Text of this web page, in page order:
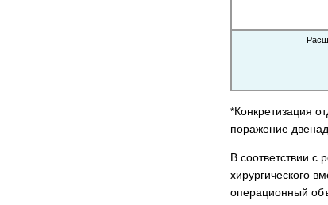
*Конкретизация
поражение
В соответствии с
хирургического
операционный